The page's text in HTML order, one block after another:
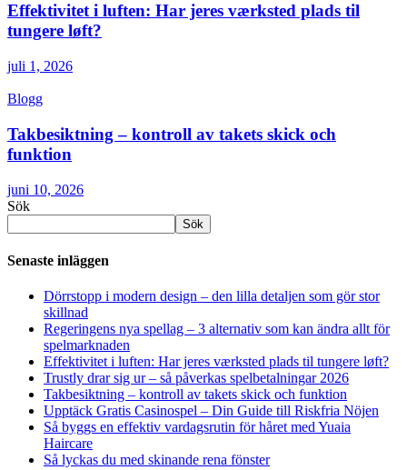
Effektivitet i luften: Har jeres værksted plads til
tungere løft?
juli 1, 2026
Blogg
Takbesiktning – kontroll av takets skick och
funktion
juni 10, 2026
Sök
Sök
Senaste inläggen
Dörrstopp i modern design – den lilla detaljen som gör stor
skillnad
Regeringens nya spellag – 3 alternativ som kan ändra allt för
spelmarknaden
Effektivitet i luften: Har jeres værksted plads til tungere løft?
Trustly drar sig ur – så påverkas spelbetalningar 2026
Takbesiktning – kontroll av takets skick och funktion
Upptäck Gratis Casinospel – Din Guide till Riskfria Nöjen
Så byggs en effektiv vardagsrutin för håret med Yuaia
Haircare
Så lyckas du med skinande rena fönster